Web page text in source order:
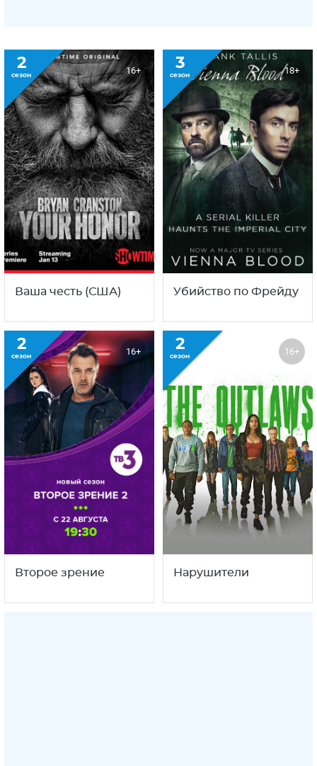
2
сезон 16+
Ваша честь (США)
3
сезон 18+
Убийство по Фрейду
2
сезон 16+
Второе зрение
2
сезон 16+
Нарушители